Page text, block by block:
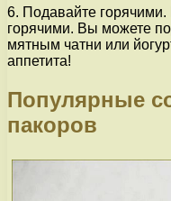
6. Подавайте
горячими. Вы можете
мятным чатни или
аппетита!
Популярные
пакоров